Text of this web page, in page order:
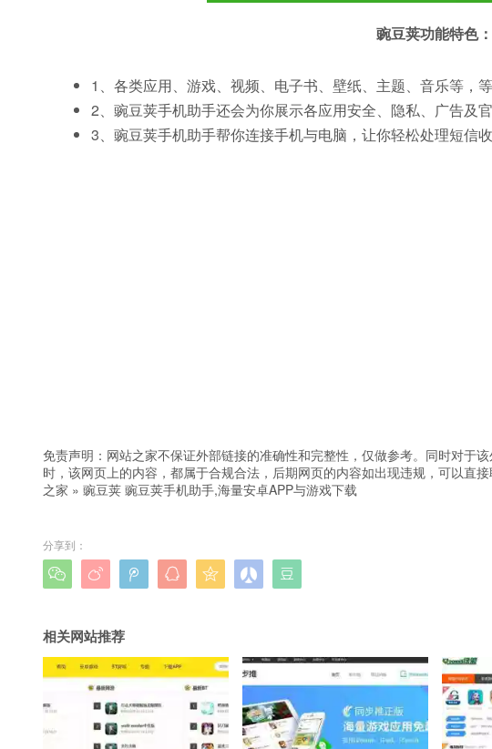
豌豆荚功能特色：
1、各类应用、游戏、视频、电子书、壁纸、主题、音乐等，
2、豌豆荚手机助手还会为你展示各应用安全、隐私、广告及
3、豌豆荚手机助手帮你连接手机与电脑，让你轻松处理短信
免责声明：网站之家不保证外部链接的准确性和完整性，仅做参考。同时对于
时，该网页上的内容，都属于合规合法，后期网页的内容如出现违规，可以直
之家 » 豌豆荚 豌豆荚手机助手,海量安卓APP与游戏下载
分享到：
      
相关网站推荐